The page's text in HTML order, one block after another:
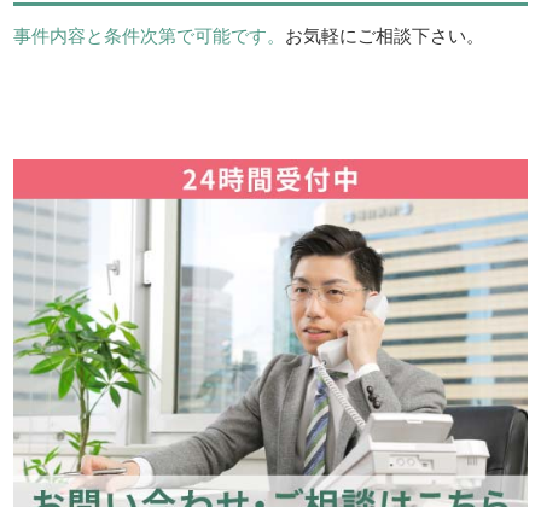
事件内容と条件次第で可能です。 お気軽にご相談下さい。